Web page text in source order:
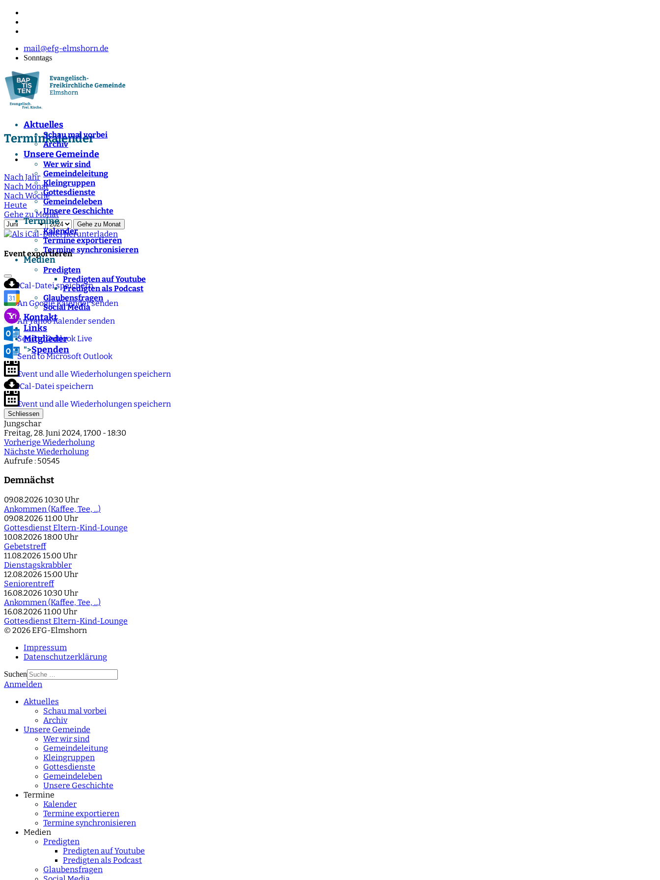
mail@efg-elmshorn.de
Sonntags
Aktuelles
Schau mal vorbei
Archiv
Unsere Gemeinde
Wer wir sind
Gemeindeleitung
Kleingruppen
Gottesdienste
Gemeindeleben
Unsere Geschichte
Termine
Kalender
Termine exportieren
Termine synchronisieren
Medien
Predigten
Predigten auf Youtube
Predigten als Podcast
Glaubensfragen
Social Media
Kontakt
Links
Mitglieder
">Spenden
Terminkalender
Nach Jahr
Nach Monat
Nach Woche
Heute
Gehe zu Monat
Gehe zu Monat
Event exportieren
iCal-Datei speichern
An Google Kalender senden
An Yahoo Kalender senden
Send to Outlook Live
Send to Microsoft Outlook
Event und alle Wiederholungen speichern
iCal-Datei speichern
Event und alle Wiederholungen speichern
Schliessen
Jungschar
Freitag, 28. Juni 2024, 17:00 - 18:30
Vorherige Wiederholung
Nächste Wiederholung
Aufrufe : 50545
Demnächst
09.08.2026 10:30 Uhr
Ankommen (Kaffee, Tee, ...)
09.08.2026 11:00 Uhr
Gottesdienst Eltern-Kind-Lounge
10.08.2026 18:00 Uhr
Gebetstreff
11.08.2026 15:00 Uhr
Dienstagskrabbler
12.08.2026 15:00 Uhr
Seniorentreff
16.08.2026 10:30 Uhr
Ankommen (Kaffee, Tee, ...)
16.08.2026 11:00 Uhr
Gottesdienst Eltern-Kind-Lounge
© 2026 EFG-Elmshorn
Impressum
Datenschutzerklärung
Suchen
Type 2 or more
Anmelden
Aktuelles
Schau mal vorbei
Archiv
Unsere Gemeinde
Wer wir sind
Gemeindeleitung
Kleingruppen
Gottesdienste
Gemeindeleben
Unsere Geschichte
Termine
Kalender
Termine exportieren
Termine synchronisieren
Medien
Predigten
Predigten auf Youtube
Predigten als Podcast
Glaubensfragen